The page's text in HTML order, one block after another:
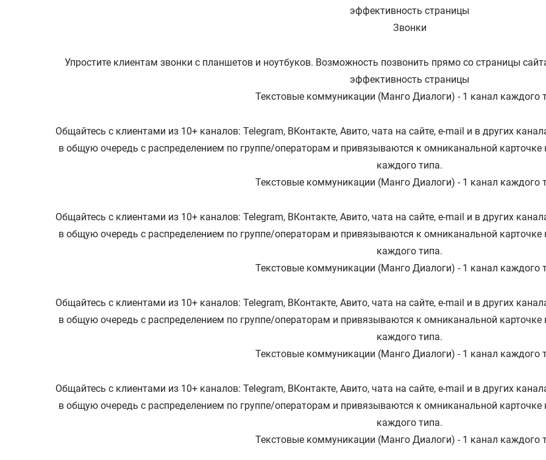
эффективность страницы
Звонки
Упростите клиентам звонки с планшетов и ноутбуков. Возможность позвонить прямо со страницы
эффективность страницы
Текстовые коммуникации (Манго Диалоги) - 1 канал каждого
Общайтесь с клиентами из 10+ каналов: Telegram, ВКонтакте, Авито, чата на сайте, e-mail и в других
в общую очередь с распределением по группе/операторам и привязываются к омниканальной
каждого типа.
Текстовые коммуникации (Манго Диалоги) - 1 канал каждого
Общайтесь с клиентами из 10+ каналов: Telegram, ВКонтакте, Авито, чата на сайте, e-mail и в других
в общую очередь с распределением по группе/операторам и привязываются к омниканальной
каждого типа.
Текстовые коммуникации (Манго Диалоги) - 1 канал каждого
Общайтесь с клиентами из 10+ каналов: Telegram, ВКонтакте, Авито, чата на сайте, e-mail и в других
в общую очередь с распределением по группе/операторам и привязываются к омниканальной
каждого типа.
Текстовые коммуникации (Манго Диалоги) - 1 канал каждого
Общайтесь с клиентами из 10+ каналов: Telegram, ВКонтакте, Авито, чата на сайте, e-mail и в других
в общую очередь с распределением по группе/операторам и привязываются к омниканальной
каждого типа.
Текстовые коммуникации (Манго Диалоги) - 1 канал каждого